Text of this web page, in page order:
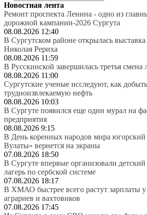
Новостная лента
Ремонт проспекта Ленина - одно из
дорожной кампании-2026 Сургута
08.08.2026 12:40
В Сургутском районе открылась
Николая Рериха
08.08.2026 11:59
В Русскинской завершилась третья смена
08.08.2026 11:00
Сургутские ученые исследуют, как добыть
трудноизвлекаемую нефть
08.08.2026 10:03
В Сургуте появился еще один мурал на
предприятия
08.08.2026 9:15
В День коренных народов мира
Вулаты» вернется на экраны
07.08.2026 18:50
В Сургуте впервые организовали
лагерь по сербской системе
07.08.2026 18:17
В ХМАО быстрее всего растут зарплаты
аграриев и вахтовиков
07.08.2026 17:45